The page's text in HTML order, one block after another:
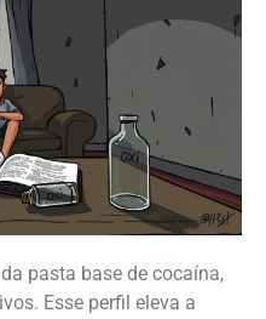
pasta base de cocaína,
Esse perfil eleva a